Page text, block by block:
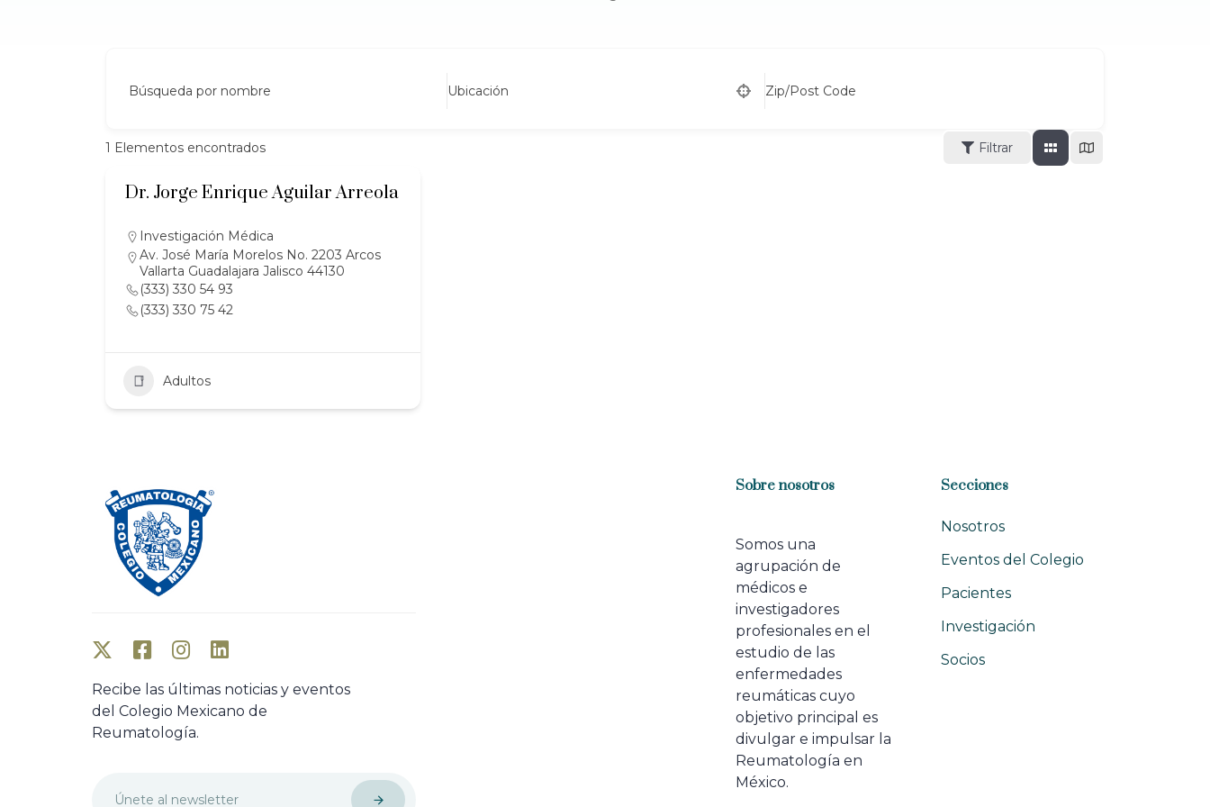
Búsqueda por nombre Ubicación Zip/Post Code
1 Elementos encontrados Filtrar
Dr. Jorge Enrique Aguilar Arreola
Investigación Médica
Av. José María Morelos No. 2203 Arcos
Vallarta Guadalajara Jalisco 44130
(333) 330 54 93
(333) 330 75 42
Adultos
Recibe las últimas noticias y eventos
del Colegio Mexicano de
Reumatología.
Sobre nosotros
Somos una
agrupación de
médicos e
investigadores
profesionales en el
estudio de las
enfermedades
reumáticas cuyo
objetivo principal es
divulgar e impulsar la
Reumatología en
México.
Secciones
Nosotros
Eventos del Colegio
Pacientes
Investigación
Socios